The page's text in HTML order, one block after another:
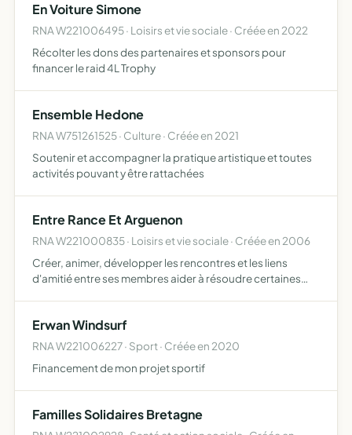
En Voiture Simone
RNA W221006495 · Loisirs et vie sociale · Créée en 2022
Récolter les dons des partenaires et sponsors pour
financer le raid 4L Trophy
Ensemble Hedone
RNA W751261525 · Culture · Créée en 2021
Soutenir et accompagner la pratique artistique et toutes
activités pouvant y être rattachées
Entre Rance Et Arguenon
RNA W221000835 · Loisirs et vie sociale · Créée en 2006
Créer, animer, développer les rencontres et les liens
d'amitié entre ses membres aider à résoudre certaines
Erwan Windsurf
RNA W221006227 · Sport · Créée en 2020
Financement de mon projet sportif
Familles Solidaires Bretagne